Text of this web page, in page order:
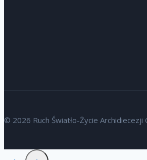
© 2026 Ruch Światło-Życie Archidiecezji